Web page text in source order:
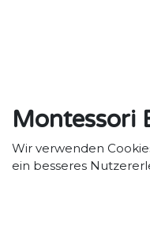
Montessori
Standregal
Montessori
Wir verwenden
ein besseres